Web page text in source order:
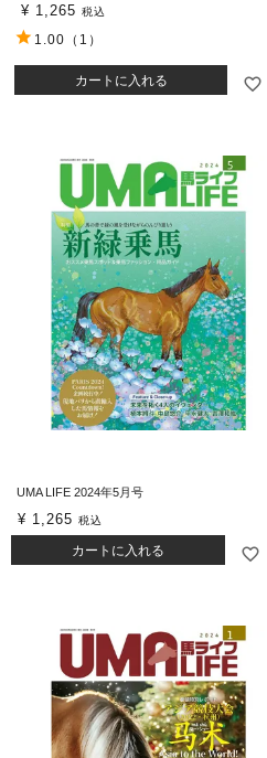
¥ 1,265 税込
カートに入れる
1.00 （1）
UMA LIFE 2024年5月号
¥ 1,265 税込
カートに入れる